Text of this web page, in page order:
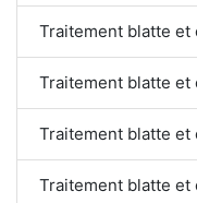
Traitement blatte
Traitement blatte et
Traitement blatte
Traitement blatte et